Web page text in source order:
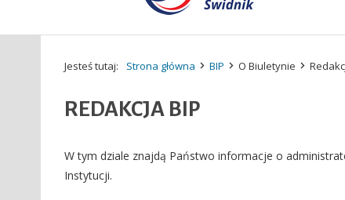
Jesteś tutaj: Strona główna BIP O Biuletynie
REDAKCJA BIP
W tym dziale znajdą Państwo informacje o
Instytucji.